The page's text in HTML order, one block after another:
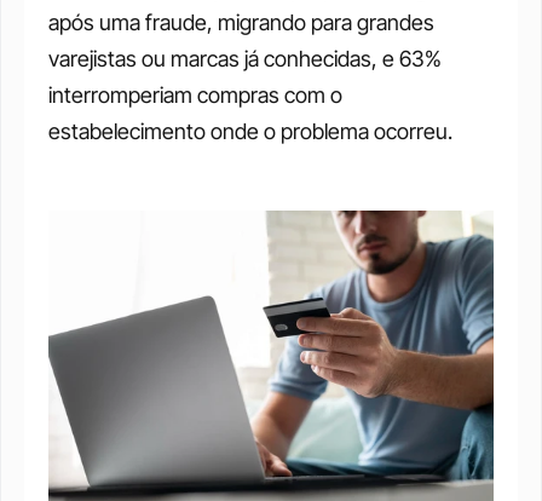
após uma fraude, migrando para grandes
varejistas ou marcas já conhecidas, e 63%
interromperiam compras com o
estabelecimento onde o problema ocorreu.